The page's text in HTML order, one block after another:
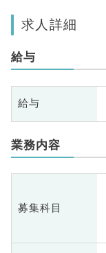
求人詳細
給与
給与
業務内容
募集科目